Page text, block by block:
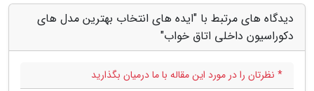
دیدگاه های مرتبط با "ایده های انتخاب بهترین مدل های
دکوراسیون داخلی اتاق خواب"
* نظرتان را در مورد این مقاله با ما درمیان بگذارید